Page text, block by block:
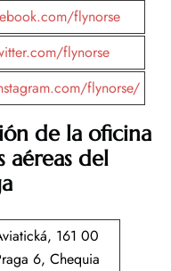
flynorse
flynorse
flynorse/
de la oficina
aéreas del
161 00
6, Chequia